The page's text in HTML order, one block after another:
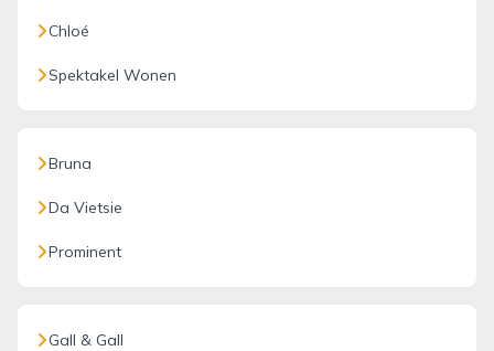
Chloé
Spektakel Wonen
Bruna
Da Vietsie
Prominent
Gall & Gall